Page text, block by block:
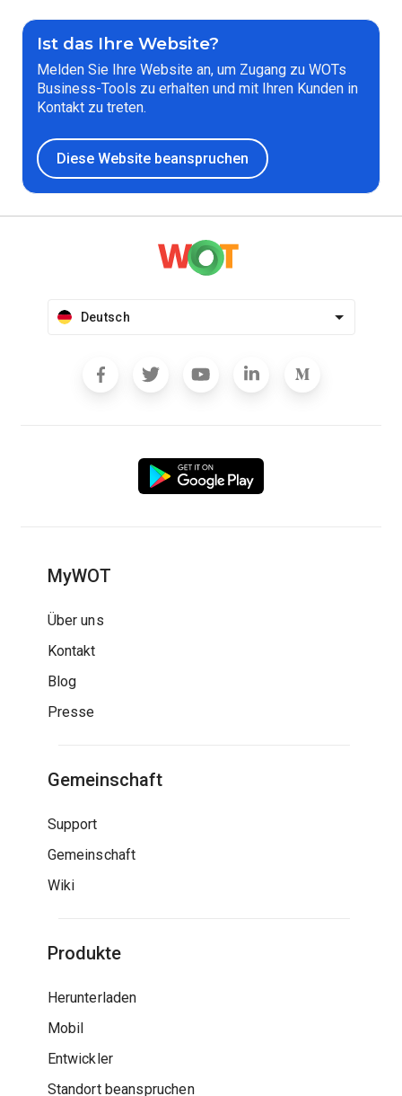
Ist das Ihre Website?
Melden Sie Ihre Website an, um Zugang zu WOTs
Business-Tools zu erhalten und mit Ihren Kunden in
Kontakt zu treten.
Diese Website beanspruchen
Deutsch
MyWOT
Über uns
Kontakt
Blog
Presse
Gemeinschaft
Support
Gemeinschaft
Wiki
Produkte
Herunterladen
Mobil
Entwickler
Standort beanspruchen